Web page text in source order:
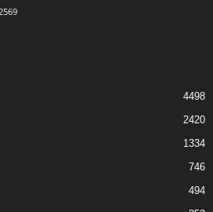
4498
2420
1334
746
494